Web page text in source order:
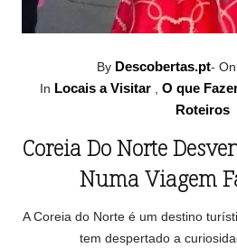
By Descobertas.pt-
In Locais a Visitar, O que
Roteiros
Coreia Do Norte
Numa Viagem
A Coreia do Norte é um destino
tem despertado a